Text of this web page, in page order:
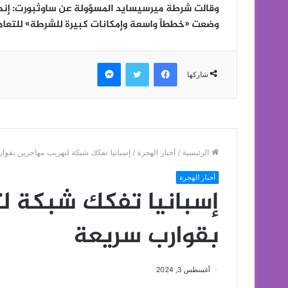
وقالت شرطة ميرسيسايد المسؤولة عن ساوثبورت:
وضعت «خططاً واسعة وإمكانات كبيرة للشرطة»
شاركها
فيسبوك تويتر ماسنجر